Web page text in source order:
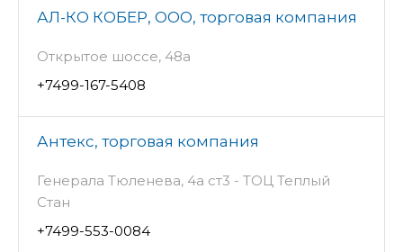
АЛ-КО КОБЕР, ООО, торговая компания
Открытое шоссе, 48а
+7499-167-5408
Антекс, торговая компания
Генерала Тюленева, 4а ст3 - ТОЦ Теплый
Стан
+7499-553-0084